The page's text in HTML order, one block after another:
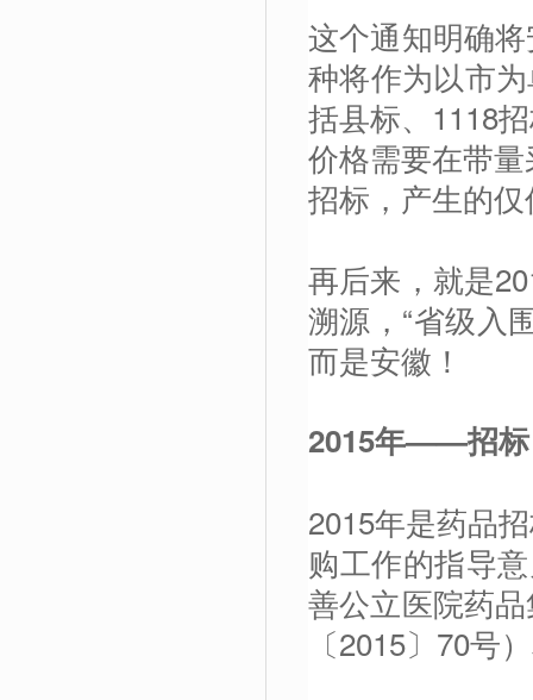
这个通知明确
种将作为以市
括县标、1118
价格需要在带
招标，产生的
再后来，就是
溯源，“省级入
而是安徽！
2015年——招标
2015年是药品
购工作的指导
善公立医院药
〔2015〕70号